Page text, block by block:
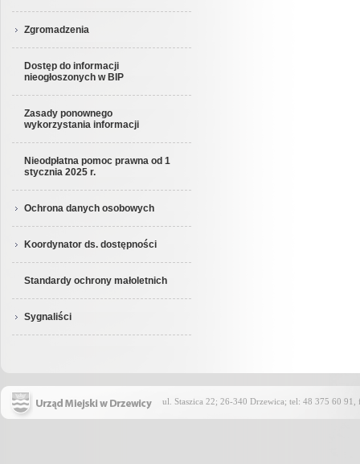
Zgromadzenia
Dostęp do informacji
nieogłoszonych w BIP
Zasady ponownego
wykorzystania informacji
Nieodpłatna pomoc prawna od 1
stycznia 2025 r.
Ochrona danych osobowych
Koordynator ds. dostępności
Standardy ochrony małoletnich
Sygnaliści
ul. Staszica 22; 26-340 Drzewica; tel: 48 375 60